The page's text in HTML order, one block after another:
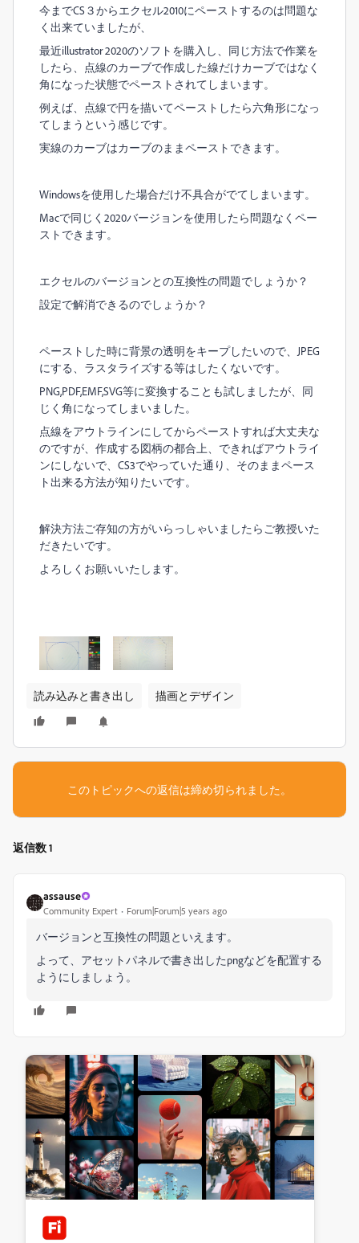
今までCS３からエクセル2010にペーストするのは問題な
く出来ていましたが、
最近illustrator 2020のソフトを購入し、同じ方法で作業を
したら、点線のカーブで作成した線だけカーブではなく
角になった状態でペーストされてしまいます。
例えば、点線で円を描いてペーストしたら六角形になっ
てしまうという感じです。
実線のカーブはカーブのままペーストできます。
Windowsを使用した場合だけ不具合がでてしまいます。
Macで同じく2020バージョンを使用したら問題なくペー
ストできます。
エクセルのバージョンとの互換性の問題でしょうか？
設定で解消できるのでしょうか？
ペーストした時に背景の透明をキープしたいので、JPEG
にする、ラスタライズする等はしたくないです。
PNG,PDF,EMF,SVG等に変換することも試しましたが、同
じく角になってしまいました。
点線をアウトラインにしてからペーストすれば大丈夫な
のですが、作成する図柄の都合上、できればアウトライ
ンにしないで、CS3でやっていた通り、そのままペース
ト出来る方法が知りたいです。
解決方法ご存知の方がいらっしゃいましたらご教授いた
だきたいです。
よろしくお願いいたします。
読み込みと書き出し 描画とデザイン
このトピックへの返信は締め切られました。
返信数 1
assause
Community Expert Forum|Forum|5 years ago
バージョンと互換性の問題といえます。
よって、アセットパネルで書き出したpngなどを配置する
ようにしましょう。